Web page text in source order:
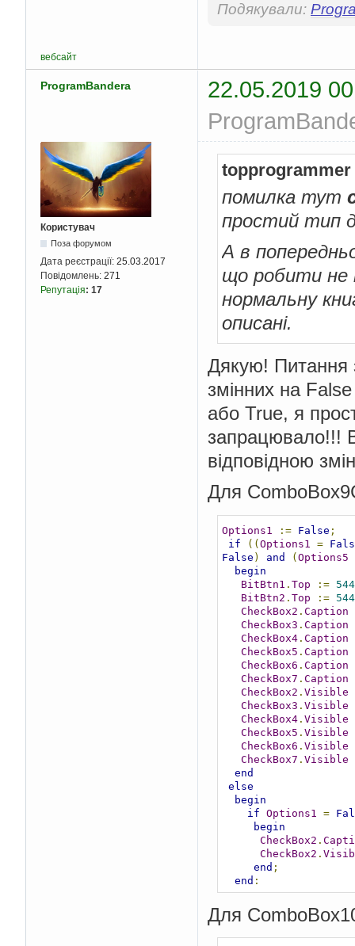
Подякували:
вебсайт
ProgramBandera
22.05.2019
Користувач
Поза форумом
Дата реєстрації: 25.03.2017
Повідомлень: 271
Репутація: 17
topprogrammer
помилка тут
простий тип
А в
що робити не
нормальну
описані.
Дякую! Питання
змінних на
або True, я
запрацювало!!!
відповідною
Для
Options1 := False ;
if
((Options1 =
False ) and (Options5
begin
BitBtn1 . Top := 544
BitBtn2 . Top := 544
CheckBox2 . Caption
CheckBox3 . Caption
CheckBox4. Caption
CheckBox5 . Caption
CheckBox6 . Caption
CheckBox7 . Caption
CheckBox2 . Visible
CheckBox3 . Visible
CheckBox4. Visible
CheckBox5 . Visible
CheckBox6 . Visible
CheckBox7 . Visible
end
else
begin
if Options1 =
begin
CheckBox2 .
CheckBox2 .
end ;
end ;
Для